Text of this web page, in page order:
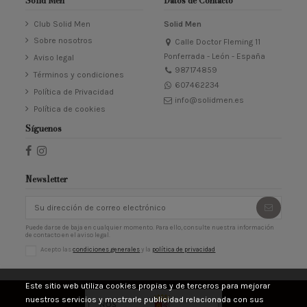
Club Solid Men
Sobre nosotros
Aviso legal
Términos y condiciones
Política de Privacidad
Política de cookies
Solid Men
Calle Doctor Fleming 11
Ponferrada - León - España
987174859
607462234
info@solidmen.es
Este sitio web utiliza cookies propias y de terceros para mejorar
nuestros servicios y mostrarle publicidad relacionada con sus
Síguenos
Newsletter
Puede darse de baja en cualquier momento. Para ello, consulte nuestra información
de contacto en el aviso legal.
Acepto lascondiciones generalesy la política de privacidad